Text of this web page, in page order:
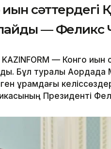
сәттердегі
— Феликс
— Конго қиын
Бұл туралы
құрамдағы
Президенті